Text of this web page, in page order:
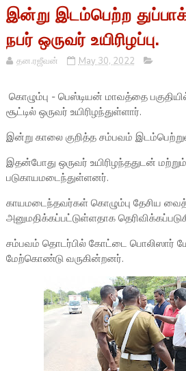
இன்று இடம்பெற்ற
நபர் ஒருவர் உயிரிழப்பு.
தன.ரஜீவன் May 30, 2022
கொழும்பு - பெஸ்டியன் மாவத்தை
சூட்டில் ஒருவர் உயிரிழந்துள்ளார்.
இன்று காலை குறித்த சம்பவம்
இதன்போது ஒருவர் உயிரிழந்ததுடன்
படுகாயமடைந்துள்ளனர்.
காயமடைந்தவர்கள் கொழும்பு தேசிய
அனுமதிக்கப்பட்டுள்ளதாக
சம்பவம் தொடர்பில் கோட்டை பொலிஸார்
மேற்கொண்டு வருகின்றனர்.